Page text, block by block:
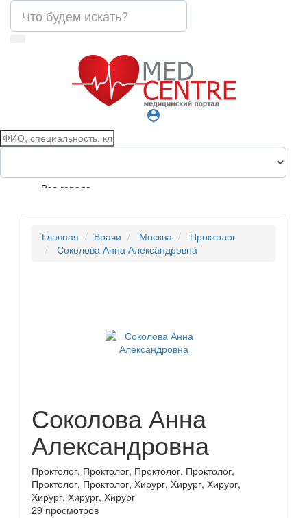
person_pin
Все города
Главная Врачи Москва
Проктолог
Соколова Анна Александровна
Соколова Анна
Александровна
Проктолог, Проктолог, Проктолог, Проктолог,
Проктолог, Проктолог, Хирург, Хирург, Хирург,
Хирург, Хирург, Хирург
29 просмотров